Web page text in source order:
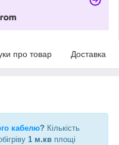
про товар Доставка
кабелю? Кількість
1 м.кв площі